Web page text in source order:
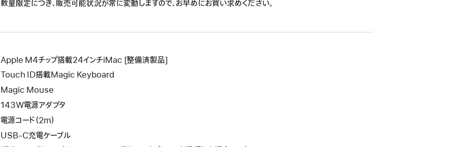
ウ
イ
に
い
ウ
作
よ
新
し
い
ウ
イ
ド
ウ
数量限定につき、販売可能状況が常に変動しますので、お早めにお買い求めください。
Apple M4チップ搭載24インチiMac [整備済製品]
Touch ID搭載Magic Keyboard
Magic Mouse
143W電源アダプタ
電源コード（2m）
USB-C充電ケーブル